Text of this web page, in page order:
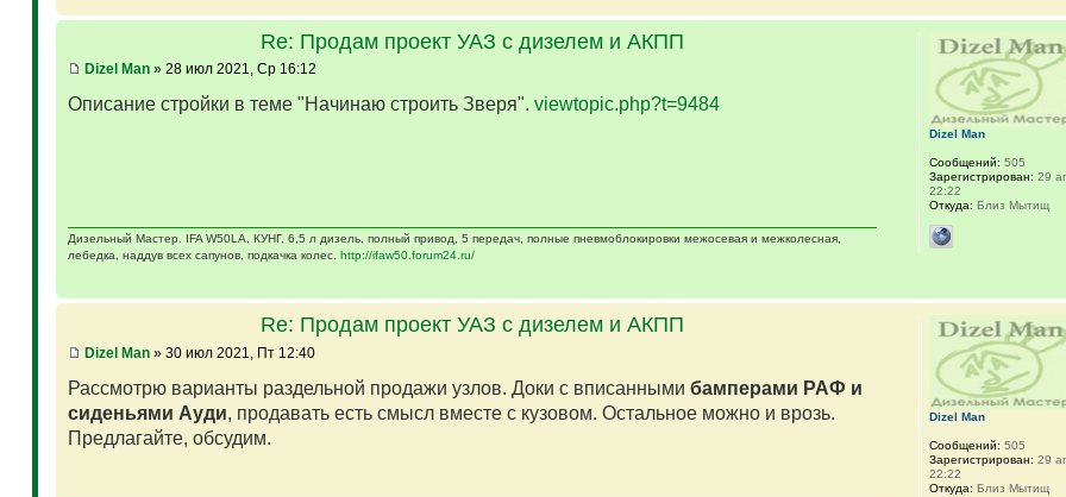
Re: Продам проект УАЗ с дизелем и АКПП
Dizel Man» 28 июл 2021, Ср 16:12
Описание стройки в теме "Начинаю строить Зверя". viewtopic.php?t=9484
Дизельный Мастер. IFA W50LA, КУНГ, 6,5 л дизель, полный привод, 5 передач, полные пневмоблокировки межосевая и межколесная,
лебедка, наддув всех сапунов, подкачка колес. http://ifaw50.forum24.ru/
Dizel Man
Сообщений: 505
Зарегистрирован: 29
22:22
Откуда: Близ Мытищ
Re: Продам проект УАЗ с дизелем и АКПП
Dizel Man» 30 июл 2021, Пт 12:40
Рассмотрю варианты раздельной продажи узлов. Доки с вписанными бамперами РАФ и
сиденьями Ауди, продавать есть смысл вместе с кузовом. Остальное можно и врозь.
Предлагайте, обсудим.
Dizel Man
Сообщений: 505
Зарегистрирован: 29
22:22
Откуда: Близ Мытищ